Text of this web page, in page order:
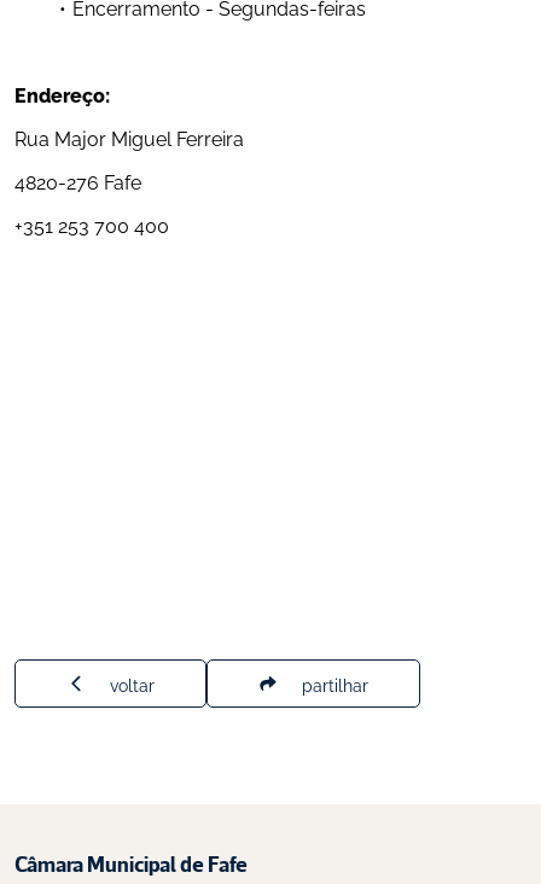
Encerramento - Segundas-feiras
Endereço:
Rua Major Miguel Ferreira
4820-276 Fafe
+351 253 700 400
voltar partilhar
Câmara Municipal de Fafe